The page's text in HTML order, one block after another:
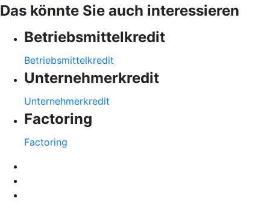
Das könnte Sie auch interessieren
Betriebsmittelkredit
Betriebsmittelkredit
Unternehmerkredit
Unternehmerkredit
Factoring
Factoring